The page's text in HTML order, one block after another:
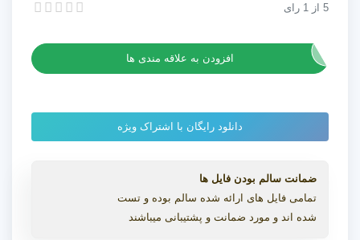
کرک
عدد
اسکریپت Link IT ساخت کنترلر در افترافکت به همراه کرک
5 از 1 رای
افزودن به علاقه مندی ها
دانلود رایگان با اشتراک ویژه
ضمانت سالم بودن فایل ها
تمامی فایل های ارائه شده سالم بوده و تست
شده اند و مورد ضمانت و پشتیبانی میباشند